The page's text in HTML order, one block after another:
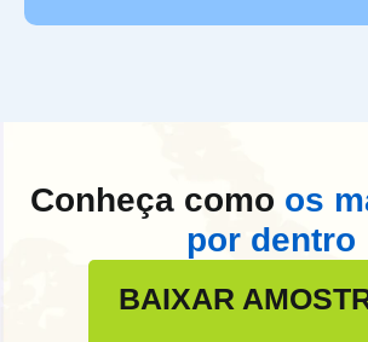
Conheça como os
por dentro
BAIXAR